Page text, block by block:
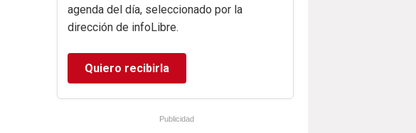
agenda del día, seleccionado por la
dirección de infoLibre.
Quiero recibirla
Publicidad